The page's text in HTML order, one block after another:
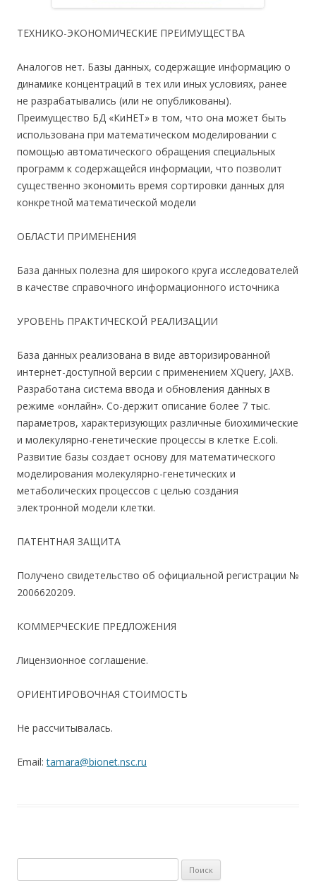
ТЕХНИКО-ЭКОНОМИЧЕСКИЕ ПРЕИМУЩЕСТВА
Аналогов нет. Базы данных, содержащие информацию о
динамике концентраций в тех или иных условиях, ранее
не разрабатывались (или не опубликованы).
Преимущество БД «КиНЕТ» в том, что она может быть
использована при математическом моделировании с
помощью автоматического обращения специальных
программ к содержащейся информации, что позволит
существенно экономить время сортировки данных для
конкретной математической модели
ОБЛАСТИ ПРИМЕНЕНИЯ
База данных полезна для широкого круга исследователей
в качестве справочного информационного источника
УРОВЕНЬ ПРАКТИЧЕСКОЙ РЕАЛИЗАЦИИ
База данных реализована в виде авторизированной
интернет-доступной версии с применением XQuery, JAXB.
Разработана система ввода и обновления данных в
режиме «онлайн». Со-держит описание более 7 тыс.
параметров, характеризующих различные биохимические
и молекулярно-генетические процессы в клетке E.coli.
Развитие базы создает основу для математического
моделирования молекулярно-генетических и
метаболических процессов c целью создания
электронной модели клетки.
ПАТЕНТНАЯ ЗАЩИТА
Получено свидетельство об официальной регистрации №
2006620209.
КОММЕРЧЕСКИЕ ПРЕДЛОЖЕНИЯ
Лицензионное соглашение.
ОРИЕНТИРОВОЧНАЯ СТОИМОСТЬ
Не рассчитывалась.
Email:tamara@bionet.nsc.ru